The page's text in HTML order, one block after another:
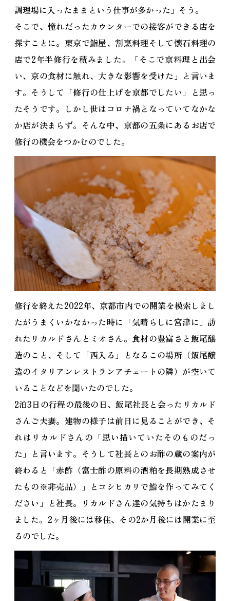
調理場に入ったままという仕事が多かった」そう。
そこで、憧れだったカウンターでの接客ができる店を
探すことに。東京で鮨屋、割烹料理そして懐石料理の
店で2年半修行を積みました。「そこで京料理と出会
い、京の食材に触れ、大きな影響を受けた」と言いま
す。そうして「修行の仕上げを京都でしたい」と思っ
たそうです。しかし世はコロナ禍となっていてなかな
か店が決まらず。そんな中、京都の五条にあるお店で
修行の機会をつかむのでした。
修行を終えた2022年、京都市内での開業を模索しまし
たがうまくいかなかった時に「気晴らしに宮津に」訪
れたリカルドさんとミオさん。食材の豊富さと飯尾醸
造のこと、そして「西入る」となるこの場所（飯尾醸
造のイタリアンレストランアチェートの隣）が空いて
いることなどを聞いたのでした。
2泊3日の行程の最後の日、飯尾社長と会ったリカルド
さんご夫妻。建物の様子は前日に見ることができ、そ
れはリカルドさんの「思い描いていたそのものだっ
た」と言います。そうして社長とのお酢の蔵の案内が
終わると「赤酢（富士酢の原料の酒粕を長期熟成させ
たもの※非売品）」とコシヒカリで鮨を作ってみてく
ださい」と社長。リカルドさん達の気持ちはかたまり
ました。2ヶ月後には移住、その2か月後には開業に至
るのでした。